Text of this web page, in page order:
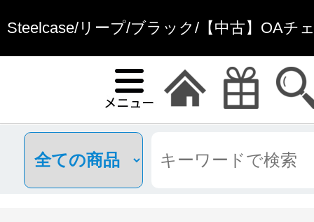
Steelcase/リープ/ブラック/【中古】OAチ